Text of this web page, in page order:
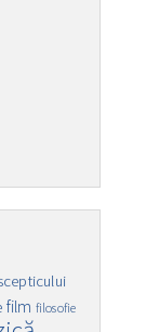
film filosofie